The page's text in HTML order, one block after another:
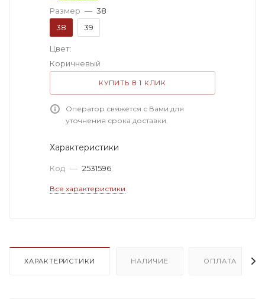
Размер — 38
38
39
Цвет:
Коричневый
КУПИТЬ В 1 КЛИК
Оператор свяжется с Вами для
уточнения срока доставки.
Характеристики
Код — 2531596
Все характеристики
ХАРАКТЕРИСТИКИ НАЛИЧИЕ ОПЛАТА